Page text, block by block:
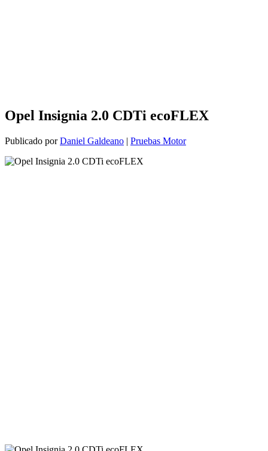
Opel Insignia 2.0 CDTi ecoFLEX
Publicado porDaniel Galdeano | Pruebas Motor